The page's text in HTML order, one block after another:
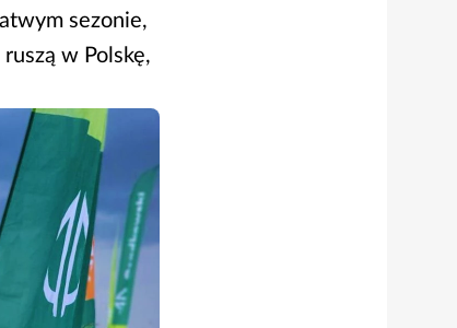
sezonie,
w Polskę,